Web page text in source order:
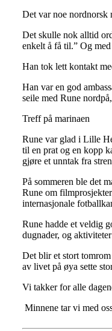
Det var noe nordnorsk
Det skulle nok alltid
enkelt å få til.” Og
Han tok lett kontakt
Han var en god
seile med Rune
Treff på marinaen
Rune var glad i Lille
til en prat og en kopp
gjøre et unntak fra
På sommeren ble det
Rune om
internasjonale
Rune hadde et veldig
dugnader, og
Det blir et stort
av livet på øya sette
Vi takker for alle
Minnene tar vi med